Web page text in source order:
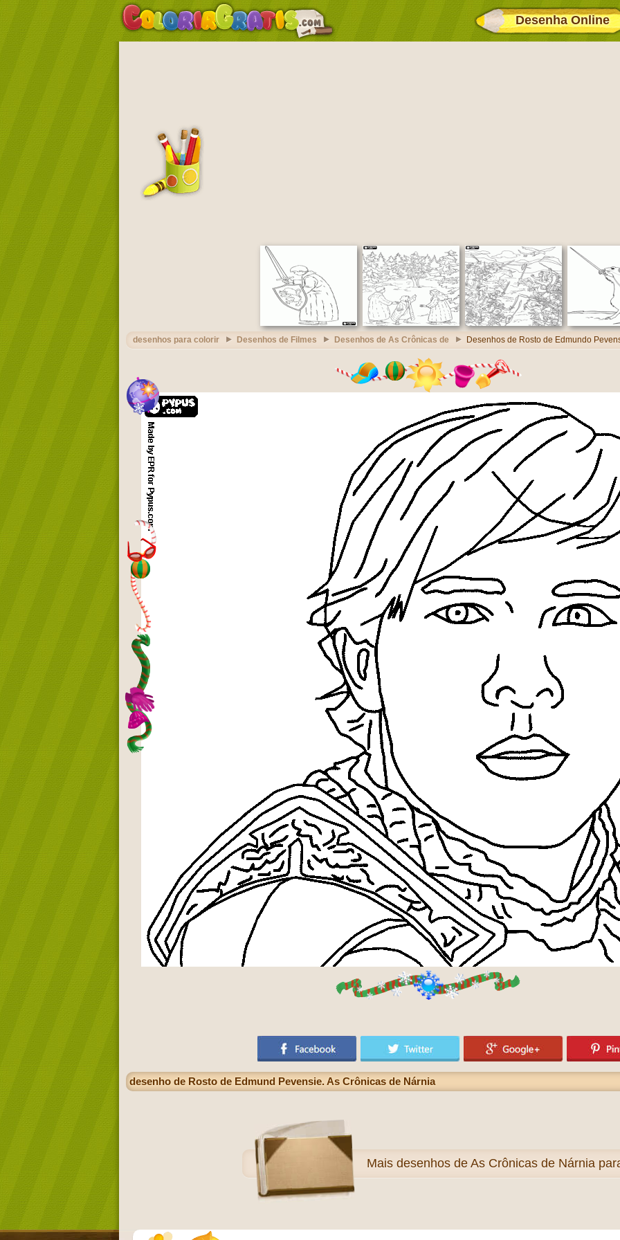
Desenha Online
desenhos para colorir Desenhos de Filmes Desenhos de As Crônicas de Desenhos de Rosto de Edmundo
desenho de Rosto de Edmund Pevensie. As Crônicas de Nárnia
Mais desenhos de As Crônicas de Nárnia